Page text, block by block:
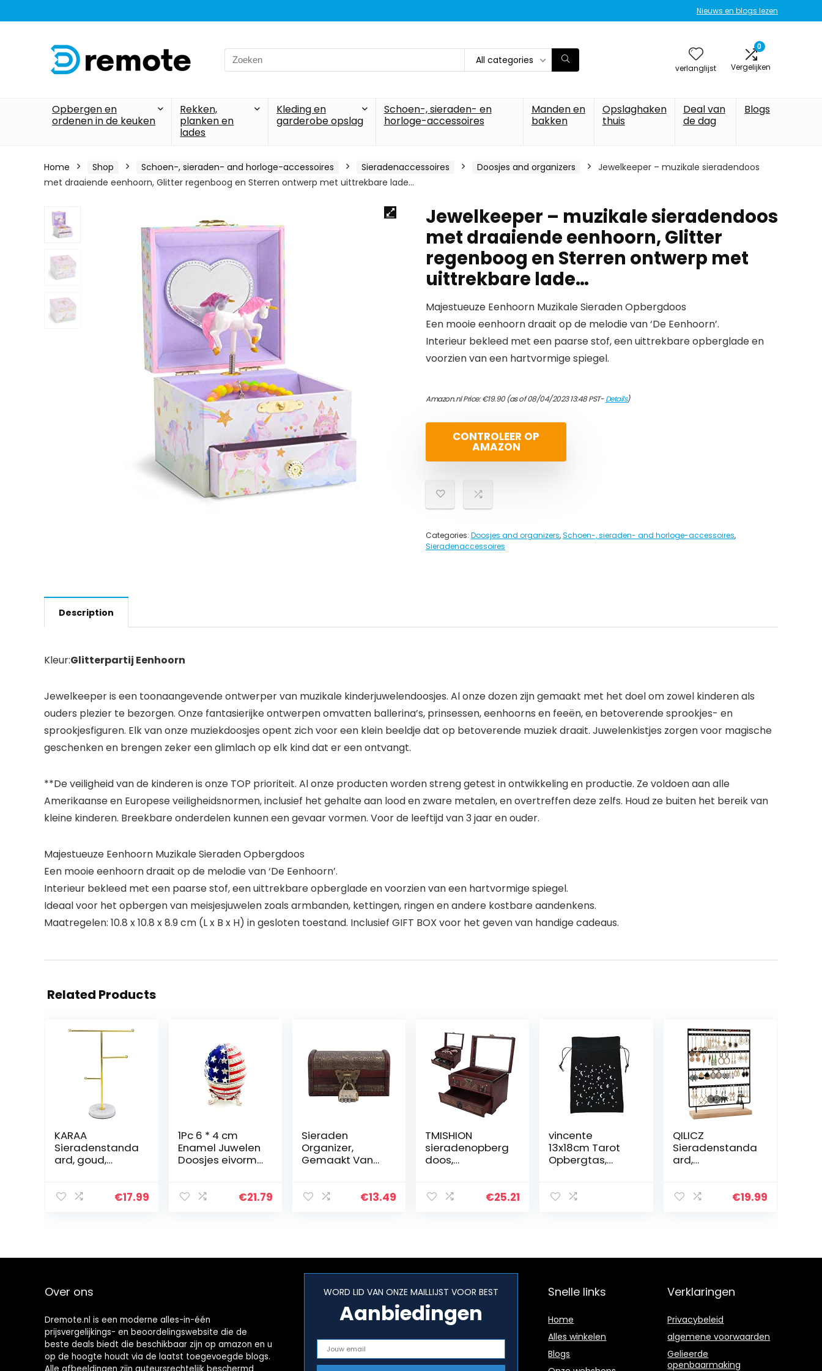
Nieuws en blogs lezen
Search
for:
All categories
verlanglijst
0
Vergelijken
Opbergen en
ordenen in de keuken
Rekken,
planken en
lades
Kleding en
garderobe opslag
Schoen-, sieraden- en
horloge-accessoires
Manden en
bakken
Opslaghaken
thuis
Deal van
de dag
Blogs
Home Shop Schoen-, sieraden- and horloge-accessoires Sieradenaccessoires Doosjes and organizers
Jewelkeeper – muzikale sieradendoos
met draaiende eenhoorn, Glitter regenboog en Sterren ontwerp met uittrekbare lade…
Jewelkeeper – muzikale sieradendoos
met draaiende eenhoorn, Glitter
regenboog en Sterren ontwerp met
uittrekbare lade…
Majestueuze Eenhoorn Muzikale Sieraden Opbergdoos
Een mooie eenhoorn draait op de melodie van ‘De Eenhoorn’.
Interieur bekleed met een paarse stof, een uittrekbare opberglade en
voorzien van een hartvormige spiegel.
Amazon.nl Price:€19.90(as of 08/04/2023 13:48 PST-Details)
CONTROLEER OP
AMAZON
Categories: Doosjes and organizers,Schoen-, sieraden- and horloge-accessoires,
Sieradenaccessoires
Description
Kleur:Glitterpartij Eenhoorn
Jewelkeeper is een toonaangevende ontwerper van muzikale kinderjuwelendoosjes. Al onze dozen zijn gemaakt met het doel om zowel kinderen als
ouders plezier te bezorgen. Onze fantasierijke ontwerpen omvatten ballerina’s, prinsessen, eenhoorns en feeën, en betoverende sprookjes- en
sprookjesfiguren. Elk van onze muziekdoosjes opent zich voor een klein beeldje dat op betoverende muziek draait. Juwelenkistjes zorgen voor magische
geschenken en brengen zeker een glimlach op elk kind dat er een ontvangt.
**De veiligheid van de kinderen is onze TOP prioriteit. Al onze producten worden streng getest in ontwikkeling en productie. Ze voldoen aan alle
Amerikaanse en Europese veiligheidsnormen, inclusief het gehalte aan lood en zware metalen, en overtreffen deze zelfs. Houd ze buiten het bereik van
kleine kinderen. Breekbare onderdelen kunnen een gevaar vormen. Voor de leeftijd van 3 jaar en ouder.
Majestueuze Eenhoorn Muzikale Sieraden Opbergdoos
Een mooie eenhoorn draait op de melodie van ‘De Eenhoorn’.
Interieur bekleed met een paarse stof, een uittrekbare opberglade en voorzien van een hartvormige spiegel.
Ideaal voor het opbergen van meisjesjuwelen zoals armbanden, kettingen, ringen en andere kostbare aandenkens.
Maatregelen: 10.8 x 10.8 x 8.9 cm (L x B x H) in gesloten toestand. Inclusief GIFT BOX voor het geven van handige cadeaus.
Related Products
KARAA
Sieradenstanda
ard, goud,
marmer, voor
€17.99
1Pc 6 * 4 cm
Enamel Juwelen
Doosjes eivorm
Organizer
€21.79
Sieraden
Organizer,
Gemaakt Van
Doos voor
€13.49
TMISHION
sieradenopberg
doos,
opbergen,
ringen…
€25.21
vincente
13x18cm Tarot
Opbergtas,
Thuis Mini
QILICZ
Sieradenstanda
ard,
oorbelstandaar
basis…
€19.99
Over ons
Dremote.nl is een moderne alles-in-één
prijsvergelijkings- en beoordelingswebsite die de
beste deals biedt die beschikbaar zijn op amazon en u
op de hoogte houdt via de laatst toegevoegde blogs.
WORD LID VAN ONZE MAILLIJST VOOR BEST
Aanbiedingen
Snelle links
Home
Alles winkelen
Blogs
Verklaringen
Privacybeleid
algemene voorwaarden
Gelieerde
openbaarmaking